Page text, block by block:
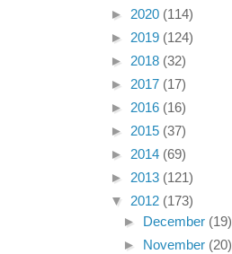
► 2020 (114)
► 2019 (124)
► 2018 (32)
► 2017 (17)
► 2016 (16)
► 2015 (37)
► 2014 (69)
► 2013 (121)
▼ 2012 (173)
►
December (19)
►
November (20)